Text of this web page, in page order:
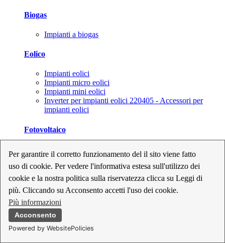
Per garantire il corretto funzionamento del il sito viene fatto
uso di cookie. Per vedere l'informativa estesa sull'utilizzo dei
cookie e la nostra politica sulla riservatezza clicca su Leggi di
più. Cliccando su Acconsento accetti l'uso dei cookie.
Più informazioni
Acconsento
Powered by WebsitePolicies
Biogas
Impianti a biogas
Eolico
Impianti eolici
Impianti micro eolici
Impianti mini eolici
Inverter per impianti eolici 220405 - Accessori per
impianti eolici
Fotovoltaico
Inverter per impianti fotovoltaici
Kit per impianti fotovoltaici
Moduli fotovoltaici
Sistemi di monitoraggio per impianti fotovoltaici
Strumenti di collaudo e configurazione per impianti
fotovoltaici
Supporti per impianti fotovoltaici
Geotermia